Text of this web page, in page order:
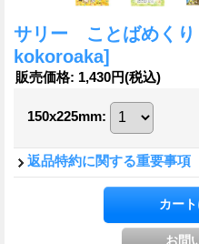
サリー ことばめくり
kokoroaka]
販売価格: 1,430円(税込)
150x225mm:
返品特約に関する重要事項